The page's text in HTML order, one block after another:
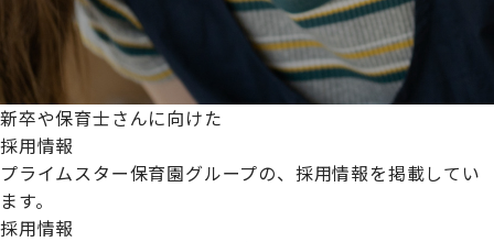
新卒や保育士さんに向けた
採用情報
プライムスター保育園グループの、採用情報を掲載してい
ます。
採用情報